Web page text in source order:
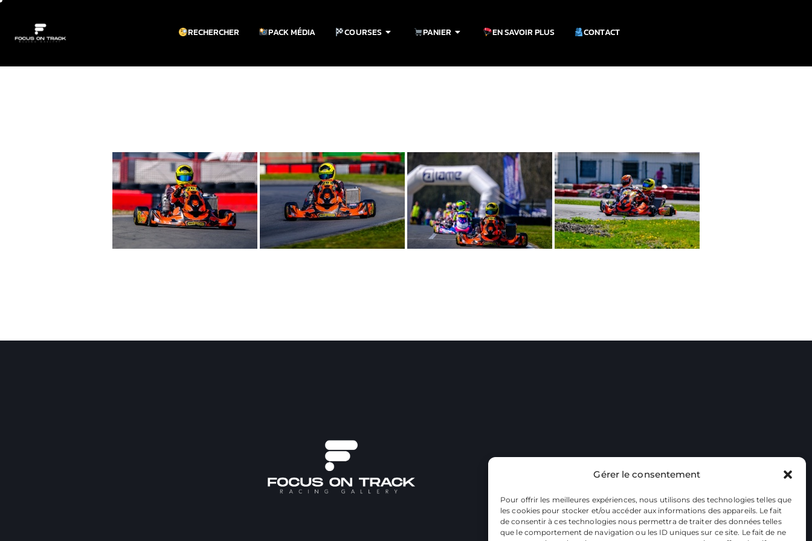
Gérer le consentement
Pour offrir les meilleures expériences, nous utilisons des technologies telles que
les cookies pour stocker et/ou accéder aux informations des appareils. Le fait
de consentir à ces technologies nous permettra de traiter des données telles
que le comportement de navigation ou les ID uniques sur ce site. Le fait de ne
RECHERCHER PACK MÉDIA COURSES PANIER EN SAVOIR PLUS CONTACT